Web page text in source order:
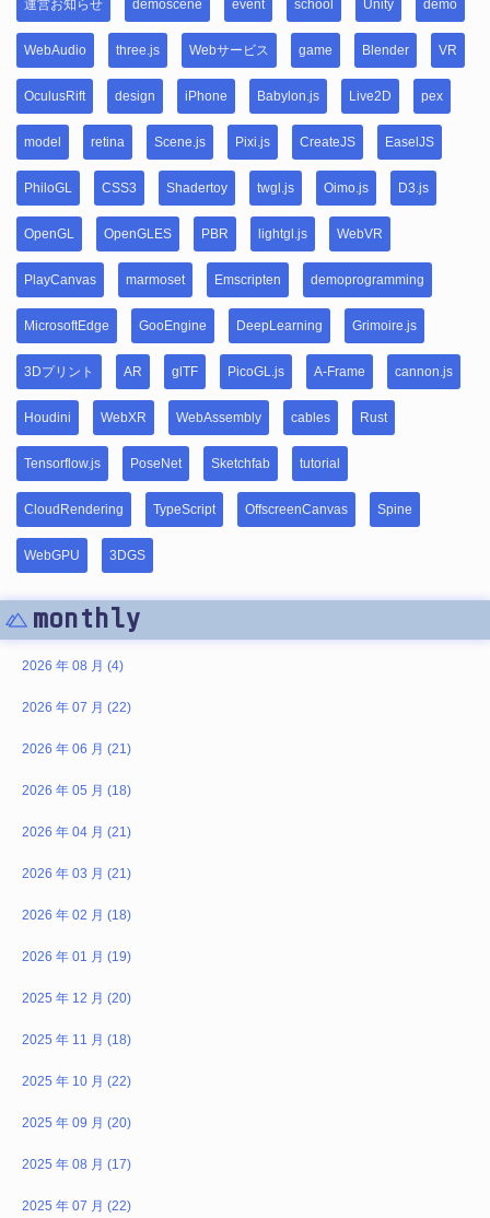
運営お知らせ demoscene event school Unity demo
WebAudio three.js Webサービス game Blender VR
OculusRift design iPhone Babylon.js Live2D pex
model retina Scene.js Pixi.js CreateJS EaselJS
PhiloGL CSS3 Shadertoy twgl.js Oimo.js D3.js
OpenGL OpenGLES PBR lightgl.js WebVR
PlayCanvas marmoset Emscripten demoprogramming
MicrosoftEdge GooEngine DeepLearning Grimoire.js
3Dプリント AR glTF PicoGL.js A-Frame cannon.js
Houdini WebXR WebAssembly cables Rust
Tensorflow.js PoseNet Sketchfab tutorial
CloudRendering TypeScript OffscreenCanvas Spine
WebGPU 3DGS
monthly
2026 年 08 月 (4)
2026 年 07 月 (22)
2026 年 06 月 (21)
2026 年 05 月 (18)
2026 年 04 月 (21)
2026 年 03 月 (21)
2026 年 02 月 (18)
2026 年 01 月 (19)
2025 年 12 月 (20)
2025 年 11 月 (18)
2025 年 10 月 (22)
2025 年 09 月 (20)
2025 年 08 月 (17)
2025 年 07 月 (22)